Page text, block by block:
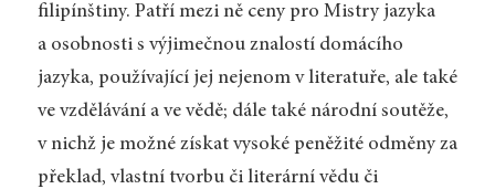
filipínštiny. Patří mezi ně ceny pro Mistry jazyka
a osobnosti s výjimečnou znalostí domácího
jazyka, používající jej nejenom v literatuře, ale také
ve vzdělávání a ve vědě; dále také národní soutěže,
v nichž je možné získat vysoké peněžité odměny za
překlad, vlastní tvorbu či literární vědu či